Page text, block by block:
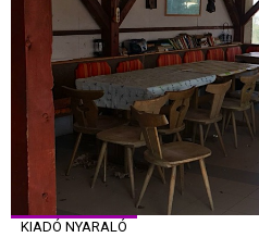
KIADÓ NYARALÓ